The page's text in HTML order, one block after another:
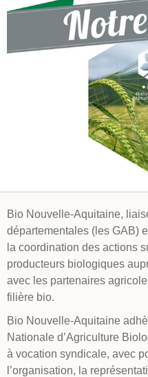
Bio Nouvelle-Aquitaine,
départementales (les GAB)
la coordination des actions
producteurs biologiques
avec les partenaires
filière bio.
Bio Nouvelle-Aquitaine
Nationale d’Agriculture
à vocation syndicale, avec
l’organisation, la